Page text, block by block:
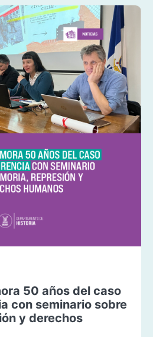
50 años del caso
con seminario sobre
y derechos